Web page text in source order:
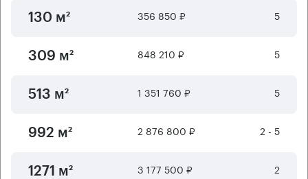
130 м² 356 850 ₽ 5
309 м² 848 210 ₽ 5
513 м² 1 351 760 ₽ 5
992 м² 2 876 800 ₽ 2 - 5
1271 м² 3 177 500 ₽ 2